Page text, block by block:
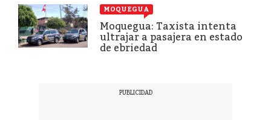
MOQUEGUA
Moquegua: Taxista intenta
ultrajar a pasajera en estado
de ebriedad